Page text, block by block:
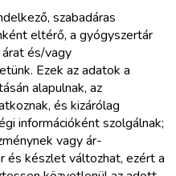
szabadáras
eltérő, a gyógyszertár
és/vagy
Ezek az adatok a
alapulnak, az
és kizárólag
információként szolgálnak;
vagy ár-
és készlet változhat, ezért a